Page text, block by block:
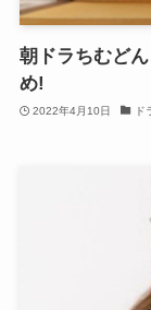
朝ドラちむど
め!
2022年4月10日 ド